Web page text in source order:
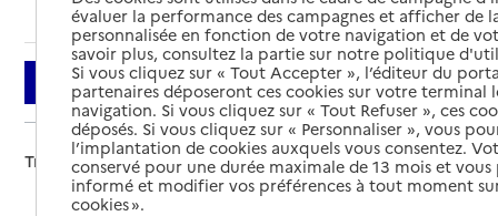
Filtrer
Trier par :
évaluer la performance des campagnes et afficher de
personnalisée en fonction de votre navigation et de
savoir plus, consultez la partie sur notre politique
Si vous cliquez sur « Tout Accepter », l’éditeur du
partenaires déposeront ces cookies sur votre terminal
navigation. Si vous cliquez sur « Tout Refuser », ces
déposés. Si vous cliquez sur « Personnaliser », vous
l’implantation de cookies auxquels vous consentez.
conservé pour une durée maximale de 13 mois et
informé et modifier vos préférences à tout moment
cookies ».